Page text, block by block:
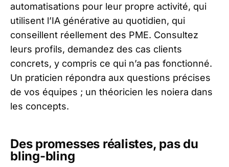
automatisations pour leur propre activité, qui
utilisent l’IA générative au quotidien, qui
conseillent réellement des PME. Consultez
leurs profils, demandez des cas clients
concrets, y compris ce qui n’a pas fonctionné.
Un praticien répondra aux questions précises
de vos équipes ; un théoricien les noiera dans
les concepts.
Des promesses réalistes, pas du
bling-bling